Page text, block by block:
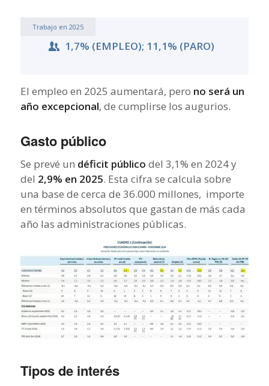
Trabajo en 2025
1,7% (EMPLEO); 11,1% (PARO)
El empleo en 2025 aumentará, pero no será un
año excepcional, de cumplirse los augurios.
Gasto público
Se prevé un déficit público del 3,1% en 2024 y
del 2,9% en 2025. Esta cifra se calcula sobre
una base de cerca de 36.000 millones, importe
en términos absolutos que gastan de más cada
año las administraciones públicas.
Tipos de interés